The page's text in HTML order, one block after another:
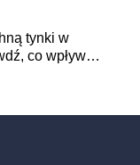
tynki w
co wpływa